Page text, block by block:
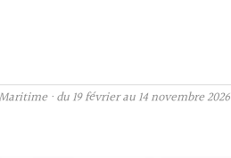
· du 19 février au 14 novembre 2026